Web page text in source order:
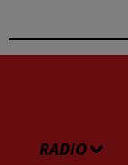
RADIO